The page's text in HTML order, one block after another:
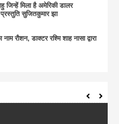
जिन्हें मिला है अमेरिकी डालर
सुजितकुमार झा
राैशन, डाक्टर रश्मि शाह नासा द्वारा